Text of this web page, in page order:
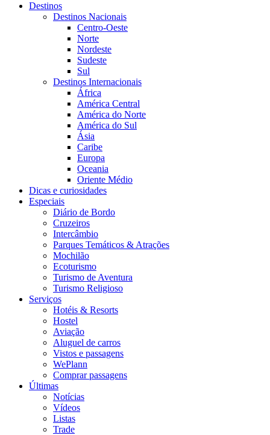
Destinos
Destinos Nacionais
Centro-Oeste
Norte
Nordeste
Sudeste
Sul
Destinos Internacionais
África
América Central
América do Norte
América do Sul
Ásia
Caribe
Europa
Oceania
Oriente Médio
Dicas e curiosidades
Especiais
Diário de Bordo
Cruzeiros
Intercâmbio
Parques Temáticos & Atrações
Mochilão
Ecoturismo
Turismo de Aventura
Turismo Religioso
Serviços
Hotéis & Resorts
Hostel
Aviação
Aluguel de carros
Vistos e passagens
WePlann
Comprar passagens
Últimas
Notícias
Vídeos
Listas
Trade